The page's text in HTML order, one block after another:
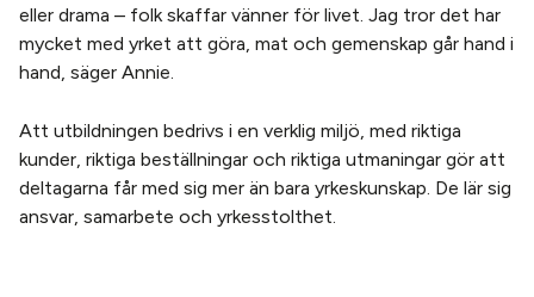
eller drama – folk skaffar vänner för livet. Jag tror det har
mycket med yrket att göra, mat och gemenskap går hand i
hand, säger Annie.
Att utbildningen bedrivs i en verklig miljö, med riktiga
kunder, riktiga beställningar och riktiga utmaningar gör att
deltagarna får med sig mer än bara yrkeskunskap. De lär sig
ansvar, samarbete och yrkesstolthet.